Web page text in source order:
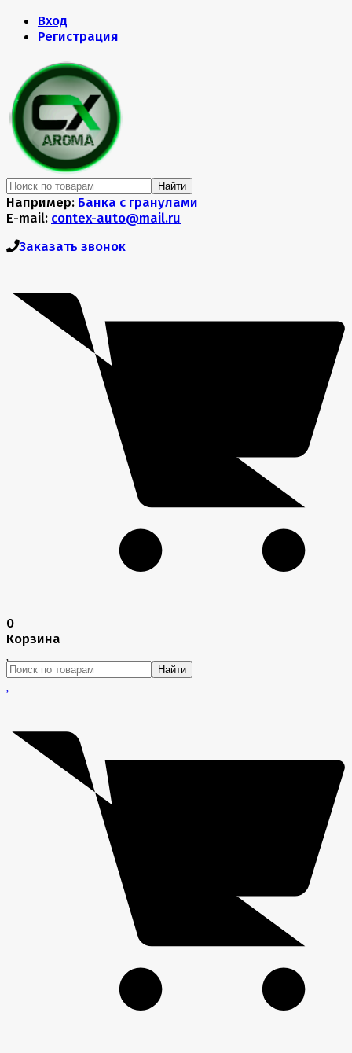
Вход
Регистрация
Найти
Например: Банка с гранулами
E-mail: contex-auto@mail.ru
Заказать звонок
0
Корзина
Найти